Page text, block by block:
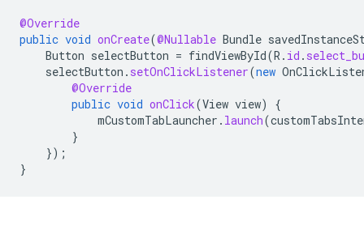
@Override
public void onCreate(@Nullable Bundle
Button selectButton = findViewById(R . id .
selectButton . setOnClickListener(new
@Override
public void onClick(View view)
{
mCustomTabLauncher . launch(
}
});
}